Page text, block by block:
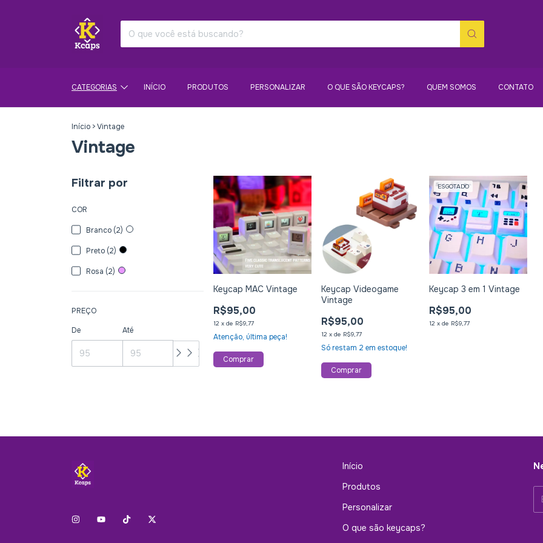
CATEGORIAS INÍCIO PRODUTOS PERSONALIZAR O QUE SÃO KEYCAPS? QUEM SOMOS CONTATO
Início >Vintage
Vintage
Filtrar por
COR
Branco (2)
Preto (2)
Rosa (2)
PREÇO
De
Até
Keycap MAC Vintage
R$95,00
12 xde R$9,77
Atenção, última peça!
Comprar
Keycap Videogame
Vintage
R$95,00
12 xde R$9,77
Só restam 2 em estoque!
ESGOTADO
Keycap 3 em 1 Vintage
R$95,00
12 xde R$9,77
Início
Produtos
Personalizar
O que são keycaps?